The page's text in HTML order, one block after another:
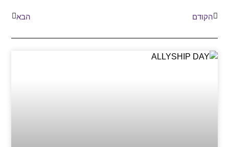
הקודם הבא